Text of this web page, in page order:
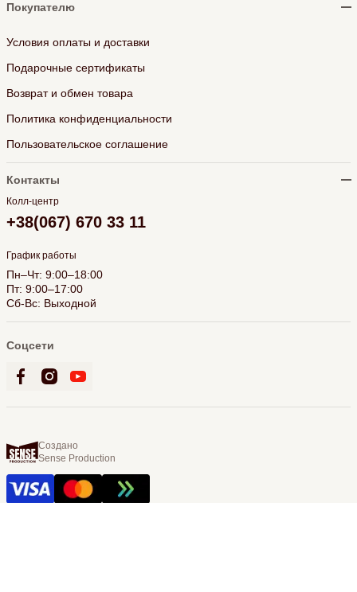
Покупателю
Условия оплаты и доставки
Подарочные сертификаты
Возврат и обмен товара
Политика конфиденциальности
Пользовательское соглашение
Контакты
Колл-центр
+38(067) 670 33 11
График работы
Пн–Чт: 9:00–18:00
Пт: 9:00–17:00
Сб-Вс: Выходной
Соцсети
Создано
Sense Production